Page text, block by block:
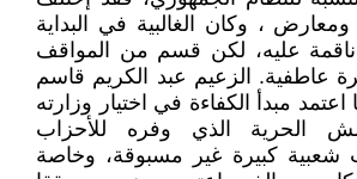
، وكان الغالبية في البداية
عليه، لكن قسم من المواقف
عاطفية. الزعيم عبد الكريم قاسم
اعتمد مبدأ الكفاءة في اختيار وزارته
الحرية الذي وفره للأحزاب
شعبية كبيرة غير مسبوقة، وخاصة